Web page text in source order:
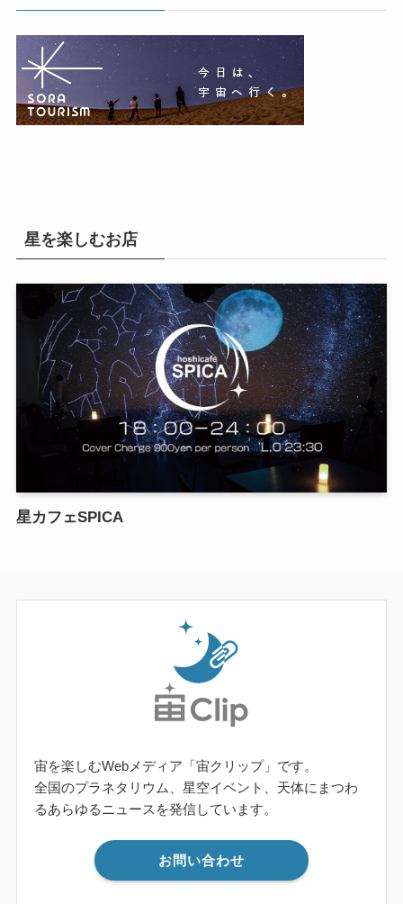
星を楽しむお店
星カフェSPICA
宙を楽しむWebメディア「宙クリップ」です。
全国のプラネタリウム、星空イベント、天体にまつわ
るあらゆるニュースを発信しています。
お問い合わせ